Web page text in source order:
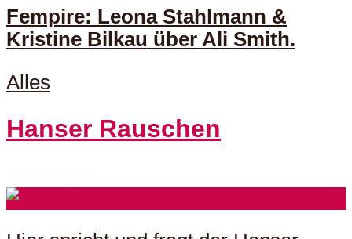
Fempire: Leona Stahlmann &
Kristine Bilkau über Ali Smith.
Alles
Hanser Rauschen